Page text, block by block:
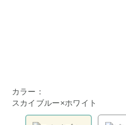
カラー：
スカイブルー×ホワイト